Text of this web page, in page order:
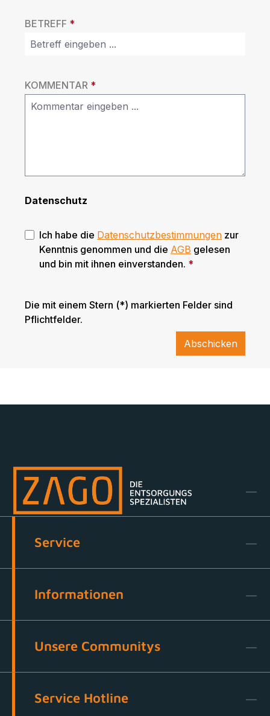
BETREFF *
KOMMENTAR *
Datenschutz
Ich habe die Datenschutzbestimmungen zur
Kenntnis genommen und die AGB gelesen
und bin mit ihnen einverstanden. *
Die mit einem Stern (*) markierten Felder sind
Pflichtfelder.
Abschicken
Service
Informationen
Unsere Communitys
Service Hotline